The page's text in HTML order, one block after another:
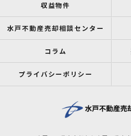
収益物件
水戸不動産売却相談センター
コラム
プライバシーポリシー